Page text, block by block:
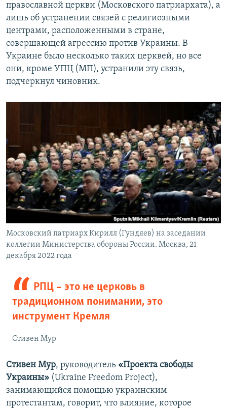
православной церкви (Московского патриархата), а
лишь об устранении связей с религиозными
центрами, расположенными в стране,
совершающей агрессию против Украины. В
Украине было несколько таких церквей, но все
они, кроме УПЦ (МП), устранили эту связь,
подчеркнул чиновник.
Московский патриарх Кирилл (Гундяев) на заседании
коллегии Министерства обороны России. Москва, 21
декабря 2022 года
РПЦ – это не церковь в
традиционном понимании, это
инструмент Кремля
Стивен Мур
Стивен Мур, руководитель «Проекта свободы
Украины» (Ukraine Freedom Project),
занимающийся помощью украинским
протестантам, говорит, что влияние, которое